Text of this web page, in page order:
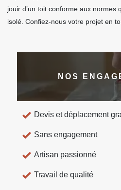
jouir d’un toit conforme aux normes
isolé. Confiez-nous votre projet en
NOS
Devis et déplacement
Sans engagement
Artisan passionné
Travail de qualité